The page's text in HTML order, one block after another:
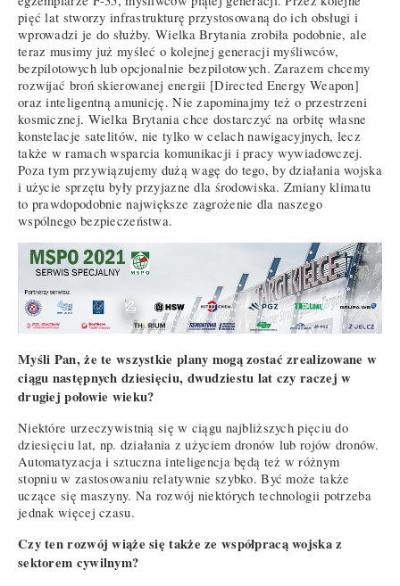
pięć lat stworzy infrastrukturę przystosowaną do ich obsługi i
wprowadzi je do służby. Wielka Brytania zrobiła podobnie, ale
teraz musimy już myśleć o kolejnej generacji myśliwców,
bezpilotowych lub opcjonalnie bezpilotowych. Zarazem chcemy
rozwijać broń skierowanej energii [Directed Energy Weapon]
oraz inteligentną amunicję. Nie zapominajmy też o przestrzeni
kosmicznej. Wielka Brytania chce dostarczyć na orbitę własne
konstelacje satelitów, nie tylko w celach nawigacyjnych, lecz
także w ramach wsparcia komunikacji i pracy wywiadowczej.
Poza tym przywiązujemy dużą wagę do tego, by działania wojska
i użycie sprzętu były przyjazne dla środowiska. Zmiany klimatu
to prawdopodobnie największe zagrożenie dla naszego
wspólnego bezpieczeństwa.
Myśli Pan, że te wszystkie plany mogą zostać zrealizowane w
ciągu następnych dziesięciu, dwudziestu lat czy raczej w
drugiej połowie wieku?
Niektóre urzeczywistnią się w ciągu najbliższych pięciu do
dziesięciu lat, np. działania z użyciem dronów lub rojów dronów.
Automatyzacja i sztuczna inteligencja będą też w różnym
stopniu w zastosowaniu relatywnie szybko. Być może także
uczące się maszyny. Na rozwój niektórych technologii potrzeba
jednak więcej czasu.
Czy ten rozwój wiąże się także ze współpracą wojska z
sektorem cywilnym?